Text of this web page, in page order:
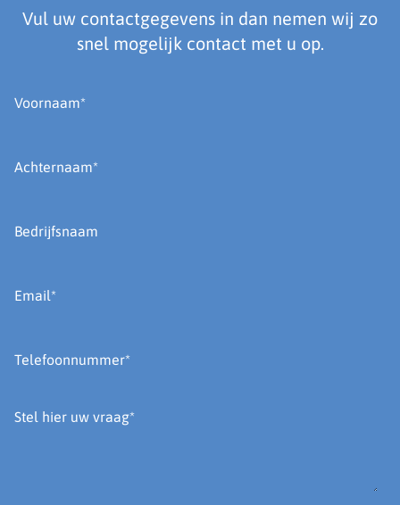
Vul uw contactgegevens in dan nemen wij zo
snel mogelijk contact met u op.